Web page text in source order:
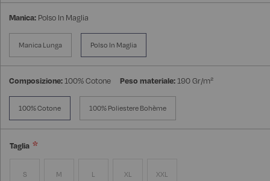
Manica: Polso In Maglia
Manica Lunga Polso In Maglia
Composizione:100% Cotone Peso materiale:190 Gr/m²
100% Cotone 100% Poliestere Bohème
Taglia
S M L XL XXL